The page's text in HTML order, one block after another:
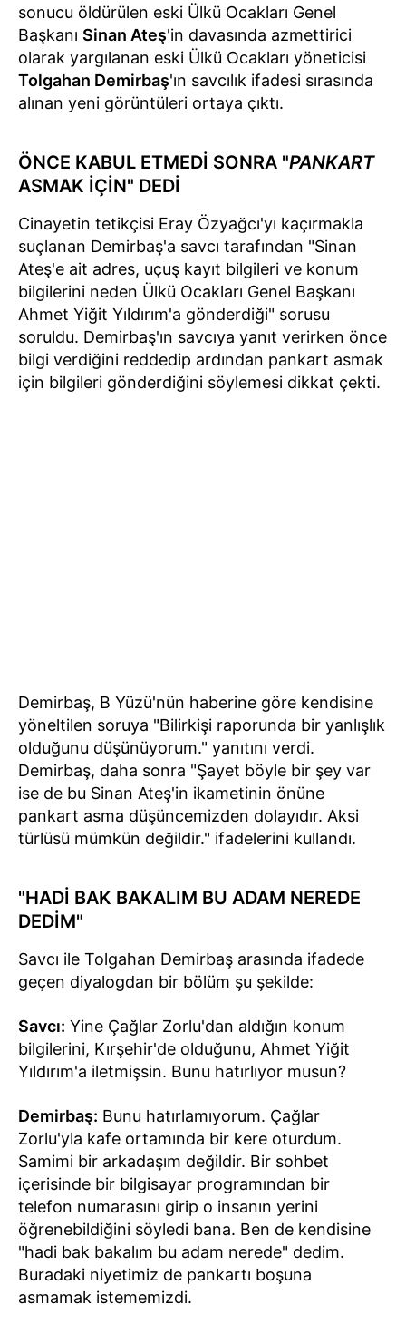
sonucu öldürülen eski Ülkü Ocakları Genel
Başkanı Sinan Ateş'in davasında azmettirici
olarak yargılanan eski Ülkü Ocakları yöneticisi
Tolgahan Demirbaş'ın savcılık ifadesi sırasında
alınan yeni görüntüleri ortaya çıktı.
ÖNCE KABUL ETMEDİ SONRA "PANKART
ASMAK İÇİN" DEDİ
Cinayetin tetikçisi Eray Özyağcı'yı kaçırmakla
suçlanan Demirbaş'a savcı tarafından "Sinan
Ateş'e ait adres, uçuş kayıt bilgileri ve konum
bilgilerini neden Ülkü Ocakları Genel Başkanı
Ahmet Yiğit Yıldırım'a gönderdiği" sorusu
soruldu. Demirbaş'ın savcıya yanıt verirken önce
bilgi verdiğini reddedip ardından pankart asmak
için bilgileri gönderdiğini söylemesi dikkat çekti.
Demirbaş, B Yüzü'nün haberine göre kendisine
yöneltilen soruya "Bilirkişi raporunda bir yanlışlık
olduğunu düşünüyorum." yanıtını verdi.
Demirbaş, daha sonra "Şayet böyle bir şey var
ise de bu Sinan Ateş'in ikametinin önüne
pankart asma düşüncemizden dolayıdır. Aksi
türlüsü mümkün değildir." ifadelerini kullandı.
"HADİ BAK BAKALIM BU ADAM NEREDE
DEDİM"
Savcı ile Tolgahan Demirbaş arasında ifadede
geçen diyalogdan bir bölüm şu şekilde:
Savcı: Yine Çağlar Zorlu'dan aldığın konum
bilgilerini, Kırşehir'de olduğunu, Ahmet Yiğit
Yıldırım'a iletmişsin. Bunu hatırlıyor musun?
Demirbaş: Bunu hatırlamıyorum. Çağlar
Zorlu'yla kafe ortamında bir kere oturdum.
Samimi bir arkadaşım değildir. Bir sohbet
içerisinde bir bilgisayar programından bir
telefon numarasını girip o insanın yerini
öğrenebildiğini söyledi bana. Ben de kendisine
"hadi bak bakalım bu adam nerede" dedim.
Buradaki niyetimiz de pankartı boşuna
asmamak istememizdi.